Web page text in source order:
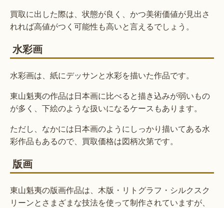
買取に出した際は、状態が良く、かつ美術価値が見出さ
れれば高値がつく可能性も高いと言えるでしょう。
水彩画
水彩画は、紙にデッサンと水彩を描いた作品です。
東山魁夷の作品は日本画に比べると描き込みが弱いもの
が多く、下絵のような扱いになるケースもあります。
ただし、なかには日本画のようにしっかり描いてある水
彩作品もあるので、買取価格は図柄次第です。
版画
東山魁夷の版画作品は、木版・リトグラフ・シルクスク
リーンとさまざまな技法を使って制作されていますが、